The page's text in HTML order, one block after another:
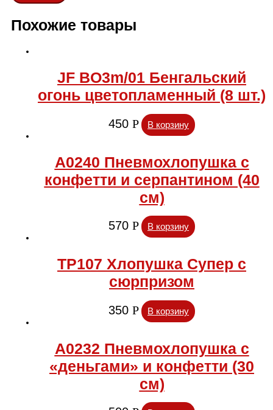
Похожие товары
JF BO3m/01 Бенгальский
огонь цветопламенный (8 шт.)
450 Р В корзину
А0240 Пневмохлопушка с
конфетти и серпантином (40
см)
570 Р В корзину
ТР107 Хлопушка Супер с
сюрпризом
350 Р В корзину
А0232 Пневмохлопушка с
«деньгами» и конфетти (30
см)